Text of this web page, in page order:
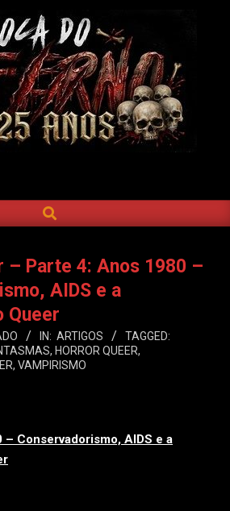
SEARCH
– Parte 4: Anos 1980 –
AIDS e a
Queer
IN: ARTIGOS
TAGGED:
, HORROR QUEER,
, VAMPIRISMO
– Conservadorismo, AIDS e a